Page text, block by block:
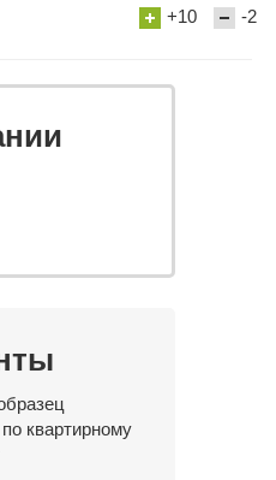
+10 -2
квартирному